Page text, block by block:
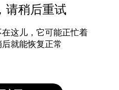
请稍后重试
这儿，它可能正忙着
就能恢复正常